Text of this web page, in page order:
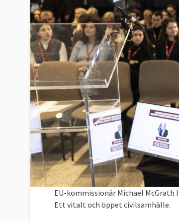
EU-kommissionär Michael
Ett vitalt och öppet civilsamhälle.